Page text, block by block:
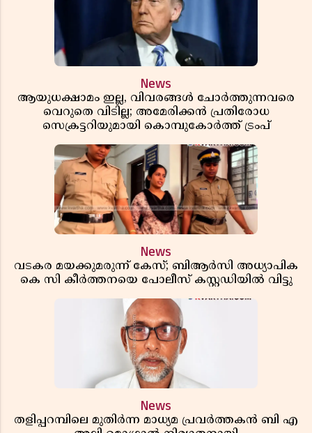
News
ആയുധക്ഷാമം ഇല്ല, വിവരങ്ങൾ ചോർത്തുന്നവരെ
വെറുതെ വിടില്ല; അമേരിക്കൻ പ്രതിരോധ
സെക്രട്ടറിയുമായി കൊമ്പുകോർത്ത് ട്രംപ്
News
വടകര മയക്കുമരുന്ന് കേസ്; ബിആർസി അധ്യാപിക
കെ സി കീർത്തനയെ പോലീസ് കസ്റ്റഡിയിൽ വിട്ടു
News
തളിപ്പറമ്പിലെ മുതിർന്ന മാധ്യമ പ്രവർത്തകൻ ബി എ